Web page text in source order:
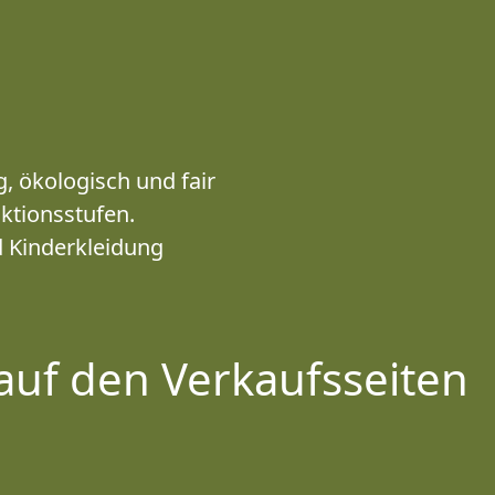
ökologisch und fair
Kinderkleidung
den Verkaufsseiten